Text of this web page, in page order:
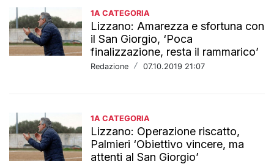
1A CATEGORIA
Lizzano: Amarezza e sfortuna con
il San Giorgio, ‘Poca
finalizzazione, resta il rammarico’
Redazione / 07.10.2019 21:07
1A CATEGORIA
Lizzano: Operazione riscatto,
Palmieri ‘Obiettivo vincere, ma
attenti al San Giorgio’